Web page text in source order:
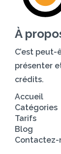
À
C’est
présenter
crédits.
Accueil
Catégories
Tarifs
Blog
Contactez-